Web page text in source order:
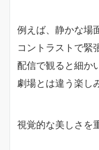
例えば、静かな場
コントラストで緊
配信で観ると細か
劇場とは違う楽し
視覚的な美しさを